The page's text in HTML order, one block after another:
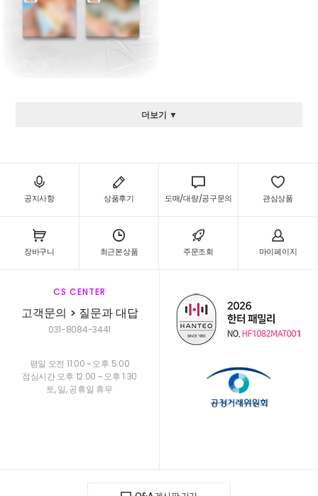
더보기 ▼
공지사항 상품후기 도매/대량/공구문의 관심상품
장바구니 최근본상품 주문조회 마이페이지
CS CENTER
고객문의 > 질문과 대답
031-8084-3441
평일 오전 11:00 ~ 오후 5:00
점심시간 오후 12:00 ~ 오후 1:30
토, 일, 공휴일 휴무